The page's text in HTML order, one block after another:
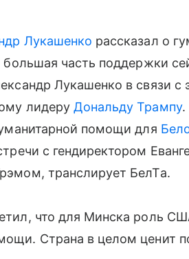
Лукашенко рассказал о
часть поддержки
Лукашенко в связи с
лидеру Дональду Трампу.
помощи для
с гендиректором
транслирует БелТа.
что для Минска роль
Страна в целом ценит